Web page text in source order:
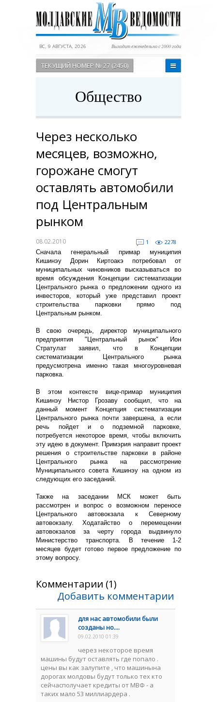
ВС, 9 АВГУСТА, 2026 Выходит еженедельно с 2000 года
ТЕКУЩИЙ НОМЕР № 27 (2450)
Общество
Через несколько
месяцев, возможно,
горожане смогут
оставлять автомобили
под Центральным
рынком
08.02.2010 1
2278
Сначала генеральный примар муниципия
Кишинэу Дорин Киртоакэ потребовал от
муниципальных чиновников высказываться во
время обсуждения Концепции систематизации
Центрального рынка о предложении одного из
инвесторов, который уже представил проект
строительства парковки прямо под
Центральным рынком.
В свою очередь, директор муниципального
предприятия "Центральный рынок" Ион
Стратулат заявил, что в Концепции
систематизации Центрального рынка
предусмотрена именно такая многоуровневая
парковка.
В этом контексте вице-примар муниципия
Кишинэу Нистор Грозаву сообщил, что на
данный момент Концепция систематизации
Центрального рынка почти завершена, а если
речь пойдет и о подземной парковке,
потребуется некоторое время, чтобы включить
эту идею в документ. Примэрия направит проект
решения о строительстве парковки в районе
Центрального рынка на рассмотрение
Муниципального совета Кишинэу на одном из
следующих его заседаний.
Также на заседании МСК может быть
рассмотрен и вопрос о возможном переносе
Центрального автовокзала к Северному
автовокзалу. Ходатайство о перемещении
автовокзалов за черту города выдвинуло
Министерство транспорта. В течение 1-2
месяцев будет готово первое предложение по
этому вопросу.
Комментарии (1)
Добавить комментарии
для нас автомобили были
созданы но....
09.02.2010 01:39
через некоторое время
машины будут оставлять где попало .
цены вы как залупите , что машинына
дорогах молдовы будут только тех кто
сейчасполучает кредиты от МВФ - а
таких мало 53 миллиардера .